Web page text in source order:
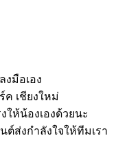
มือเอง
ค เชียงใหม่
ห้น้องเองด้วยนะ
ต์ส่งกำลังใจให้ทีมเรา